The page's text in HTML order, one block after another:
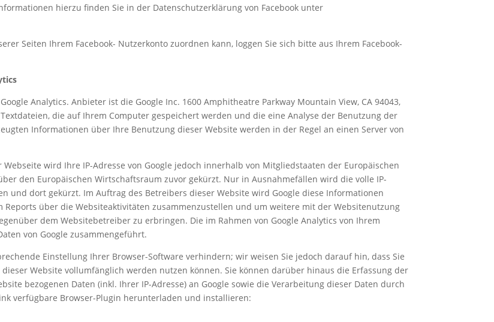
hierzu finden Sie in der Datenschutzerklärung von Facebook unter
Seiten Ihrem Facebook- Nutzerkonto zuordnen kann, loggen Sie sich bitte aus Ihrem Facebook-
Analytics. Anbieter ist die Google Inc. 1600 Amphitheatre Parkway Mountain View, CA 94043,
Textdateien, die auf Ihrem Computer gespeichert werden und die eine Analyse der Benutzung der
Informationen über Ihre Benutzung dieser Website werden in der Regel an einen Server von
wird Ihre IP-Adresse von Google jedoch innerhalb von Mitgliedstaaten der Europäischen
den Europäischen Wirtschaftsraum zuvor gekürzt. Nur in Ausnahmefällen wird die volle IP-
und dort gekürzt. Im Auftrag des Betreibers dieser Website wird Google diese Informationen
über die Websiteaktivitäten zusammenzustellen und um weitere mit der Websitenutzung
dem Websitebetreiber zu erbringen. Die im Rahmen von Google Analytics von Ihrem
von Google zusammengeführt.
Einstellung Ihrer Browser-Software verhindern; wir weisen Sie jedoch darauf hin, dass Sie
Website vollumfänglich werden nutzen können. Sie können darüber hinaus die Erfassung der
bezogenen Daten (inkl. Ihrer IP-Adresse) an Google sowie die Verarbeitung dieser Daten durch
verfügbare Browser-Plugin herunterladen und installieren: